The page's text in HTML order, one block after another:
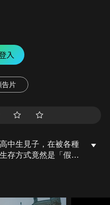
入
告片
中生見子，在被各種
存方式竟然是「假裝
始休產假，改由遠野
糾纏上了遠野，甚至